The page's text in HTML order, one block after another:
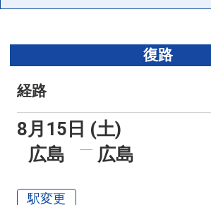
復路
経路
8月15日 (土)
広島
駅変更
広島